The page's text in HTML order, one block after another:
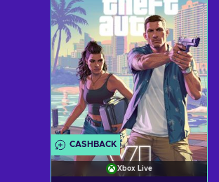
CASHBACK
Xbox Live